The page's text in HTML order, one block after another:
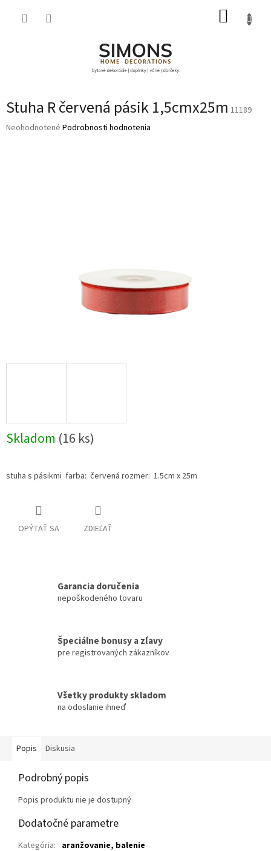
Stuha R červená pásik 1,5cmx25m 11189
Priemerné
Neohodnotené Podrobnosti hodnotenia
Skladom (16 ks)
stuha s pásikmi farba: červená rozmer: 1.5cm x 25m
OPÝTAŤ SA ZDIEĽAŤ
Garancia doručenia
nepoškodeného tovaru
Špeciálne bonusy a zľavy
pre registrovaných zákazníkov
Všetky produkty skladom
na odoslanie ihneď
Popis Diskusia
Podrobný popis
Popis produktu nie je dostupný
Dodatočné parametre
Kategória: aranžovanie, balenie